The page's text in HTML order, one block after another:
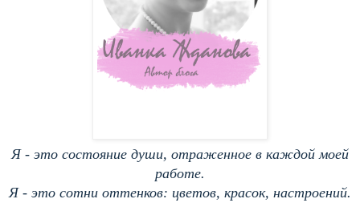
Я - это состояние души, отраженное в каждой моей
работе.
Я - это сотни оттенков: цветов, красок, настроений.